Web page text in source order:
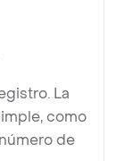
La
como
de